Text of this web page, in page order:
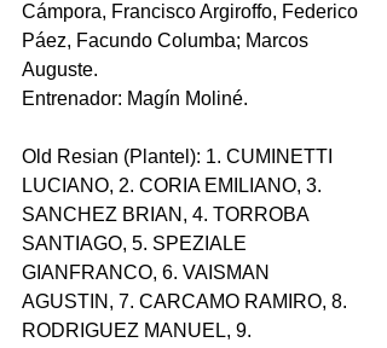
Cámpora, Francisco Argiroffo, Federico
Páez, Facundo Columba; Marcos
Auguste.
Entrenador: Magín Moliné.
Old Resian (Plantel): 1. CUMINETTI
LUCIANO, 2. CORIA EMILIANO, 3.
SANCHEZ BRIAN, 4. TORROBA
SANTIAGO, 5. SPEZIALE
GIANFRANCO, 6. VAISMAN
AGUSTIN, 7. CARCAMO RAMIRO, 8.
RODRIGUEZ MANUEL, 9.